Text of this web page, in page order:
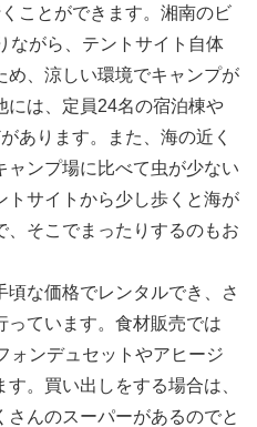
ことができます。湘南のビ
ながら、テントサイト自体
め、涼しい環境でキャンプが
には、定員24名の宿泊棟や
あります。また、海の近く
ャンプ場に比べて虫が少ない
トサイトから少し歩くと海が
、そこでまったりするのもお
な価格でレンタルでき、さ
っています。食材販売では
ォンデュセットやアヒージ
。買い出しをする場合は、
んのスーパーがあるのでと